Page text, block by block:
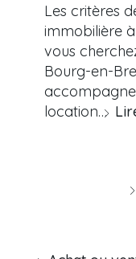
Les critères
immobilière
vous
Bourg-en-
location…